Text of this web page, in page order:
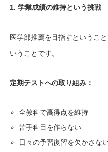
1. 学業成績の維持という挑戦
医学部推薦を目指すというこ
いうことです。
定期テストへの取り組み：
全教科で高得点を維持
苦手科目を作らない
日々の予習復習を欠かさな